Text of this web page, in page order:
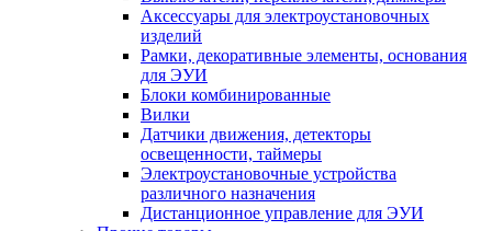
Аксессуары для электроустановочных
изделий
Рамки, декоративные элементы, основания
для ЭУИ
Блоки комбинированные
Вилки
Датчики движения, детекторы
освещенности, таймеры
Электроустановочные устройства
различного назначения
Дистанционное управление для ЭУИ